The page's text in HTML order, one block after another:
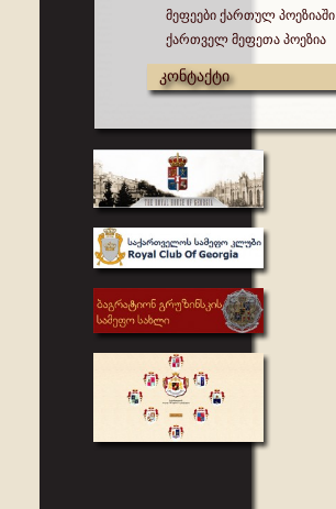
მეფეები ქართულ პოეზიაში
ქართველ მეფეთა პოეზია
კონტაქტი